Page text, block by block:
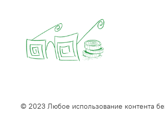
© 2023 Любое использование контента